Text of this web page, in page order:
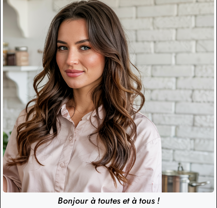
Bonjour à toutes et à tous !